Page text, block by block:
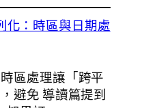
化：時區與日期處
區處理讓「跨平
避免 導讀篇提到